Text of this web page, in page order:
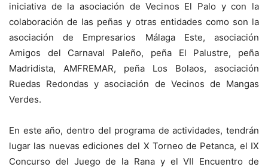
iniciativa de la asociación de Vecinos El Palo y con la
colaboración de las peñas y otras entidades como son la
asociación de Empresarios Málaga Este, asociación
Amigos del Carnaval Paleño, peña El Palustre, peña
Madridista, AMFREMAR, peña Los Bolaos, asociación
Ruedas Redondas y asociación de Vecinos de Mangas
Verdes.
En este año, dentro del programa de actividades, tendrán
lugar las nuevas ediciones del X Torneo de Petanca, el IX
Concurso del Juego de la Rana y el VII Encuentro de